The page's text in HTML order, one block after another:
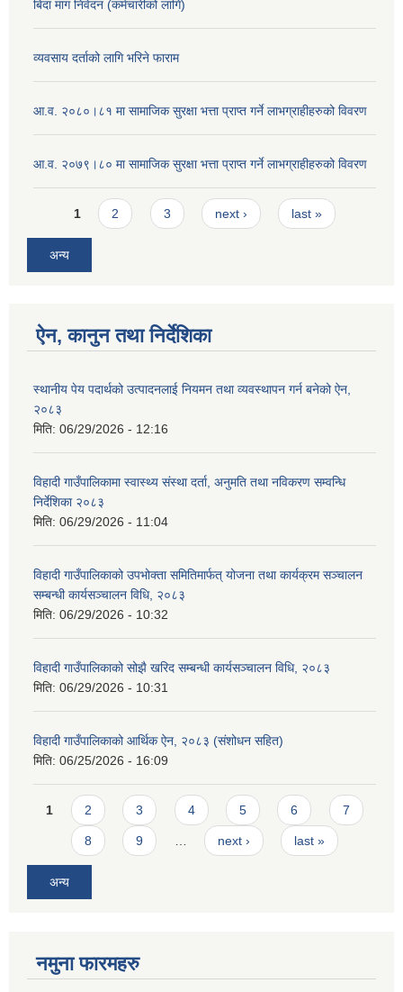
बिदा माग निवेदन (कर्मचारीको लागि)
व्यवसाय दर्ताको लागि भरिने फाराम
आ.व. २०८०।८१ मा सामाजिक सुरक्षा भत्ता प्राप्त गर्ने लाभग्राहीहरुको विवरण
आ.व. २०७९।८० मा सामाजिक सुरक्षा भत्ता प्राप्त गर्ने लाभग्राहीहरुको विवरण
Pages
1 2 3 next › last »
अन्य
ऐन, कानुन तथा निर्देशिका
स्थानीय पेय पदार्थको उत्पादनलाई नियमन तथा व्यवस्थापन गर्न बनेको ऐन,
२०८३
मिति: 06/29/2026 - 12:16
विहादी गाउँपालिकामा स्वास्थ्य संस्था दर्ता, अनुमति तथा नविकरण सम्वन्धि
निर्देशिका २०८३
मिति: 06/29/2026 - 11:04
विहादी गाउँपालिकाको उपभोक्ता समितिमार्फत् योजना तथा कार्यक्रम सञ्चालन
सम्बन्धी कार्यसञ्चालन विधि, २०८३
मिति: 06/29/2026 - 10:32
विहादी गाउँपालिकाको सोझै खरिद सम्बन्धी कार्यसञ्चालन विधि, २०८३
मिति: 06/29/2026 - 10:31
विहादी गाउँपालिकाको आर्थिक ऐन, २०८३ (संशोधन सहित)
मिति: 06/25/2026 - 16:09
Pages
1 2 3 4 5 6 7
8 9 next › last »
अन्य
नमुना फारमहरु